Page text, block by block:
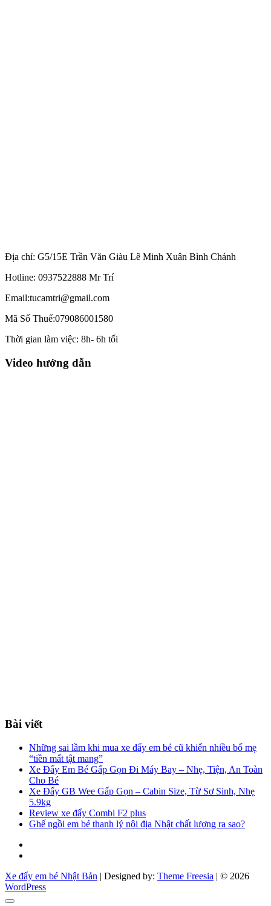
Địa chỉ: G5/15E Trần Văn Giàu Lê Minh Xuân Bình Chánh
Hotline: 0937522888 Mr Trí
Email:tucamtri@gmail.com
Mã Số Thuế:079086001580
Thời gian làm việc: 8h- 6h tối
Video hướng dẫn
Bài viết
Những sai lầm khi mua xe đẩy em bé cũ khiến nhiều bố mẹ
“tiền mất tật mang”
Xe Đẩy Em Bé Gấp Gọn Đi Máy Bay – Nhẹ, Tiện, An Toàn
Cho Bé
Xe Đẩy GB Wee Gấp Gọn – Cabin Size, Từ Sơ Sinh, Nhẹ
5.9kg
Review xe đẩy Combi F2 plus
Ghế ngồi em bé thanh lý nội địa Nhật chất lượng ra sao?
Xe đẩy em bé Nhật Bản | Designed by: Theme Freesia | © 2026
WordPress